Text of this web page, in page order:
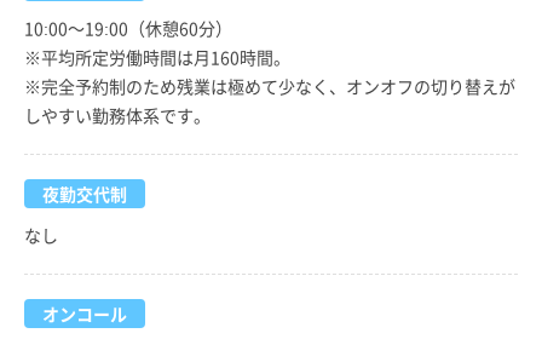
10:00～19:00（休憩60分）
※平均所定労働時間は月160時間。
※完全予約制のため残業は極めて少なく、オンオフの切り替えが
しやすい勤務体系です。
夜勤交代制
なし
オンコール